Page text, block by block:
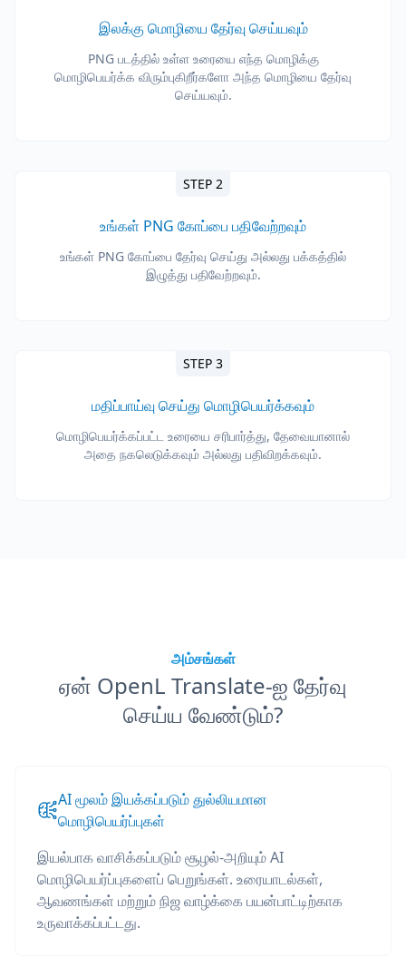
இலக்கு மொழியை தேர்வு செய்யவும்
PNG படத்தில் உள்ள உரையை எந்த மொழிக்கு
மொழிபெயர்க்க விரும்புகிறீர்களோ அந்த மொழியை தேர்வு
செய்யவும்.
STEP 2
உங்கள் PNG கோப்பை பதிவேற்றவும்
உங்கள் PNG கோப்பை தேர்வு செய்து அல்லது பக்கத்தில்
இழுத்து பதிவேற்றவும்.
STEP 3
மதிப்பாய்வு செய்து மொழிபெயர்க்கவும்
மொழிபெயர்க்கப்பட்ட உரையை சரிபார்த்து, தேவையானால்
அதை நகலெடுக்கவும் அல்லது பதிவிறக்கவும்.
அம்சங்கள்
ஏன் OpenL Translate-ஐ தேர்வு
செய்ய வேண்டும்?
AI மூலம் இயக்கப்படும் துல்லியமான
மொழிபெயர்ப்புகள்
இயல்பாக வாசிக்கப்படும் சூழல்-அறியும் AI
மொழிபெயர்ப்புகளைப் பெறுங்கள். உரையாடல்கள்,
ஆவணங்கள் மற்றும் நிஜ வாழ்க்கை பயன்பாட்டிற்காக
உருவாக்கப்பட்டது.